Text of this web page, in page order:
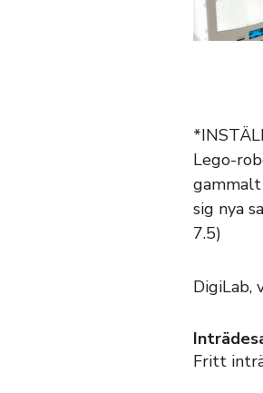
Lego-
sig nya
7.5)
DigiLab,
Fritt